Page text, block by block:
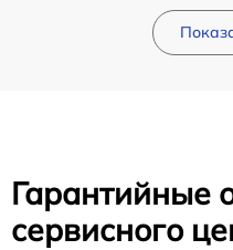
Гарантийные
сервисного